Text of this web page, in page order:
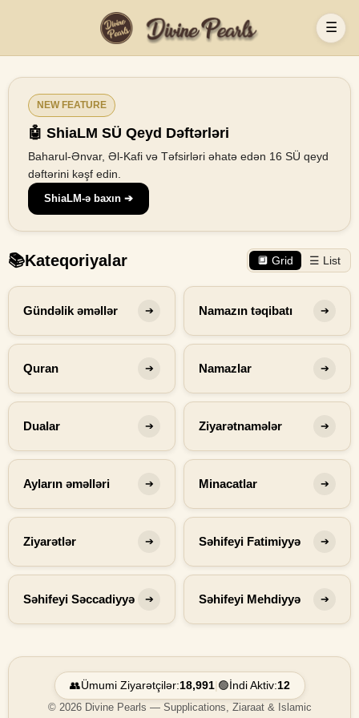
☰
NEW FEATURE
🤖 ShiaLM SÜ Qeyd Dəftərləri
Baharul-Ənvar, Əl-Kafi və Təfsirləri əhatə edən 16 SÜ qeyd
dəftərini kəşf edin.
ShiaLM-ə baxın ➔
📚Kateqoriyalar 🔲 Grid ☰ List
Gündəlik əməllər ➔ Namazın təqibatı ➔
Quran ➔ Namazlar ➔
Dualar ➔ Ziyarətnamələr ➔
Ayların əməlləri ➔ Minacatlar ➔
Ziyarətlər ➔ Səhifeyi Fatimiyyə ➔
Səhifeyi Səccadiyyə ➔ Səhifeyi Mehdiyyə ➔
👥Ümumi Ziyarətçilər:18,991| 🟢 İndi Aktiv:12
© 2026 Divine Pearls — Supplications, Ziaraat & Islamic